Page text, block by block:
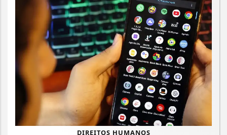
DIREITOS HUMANOS